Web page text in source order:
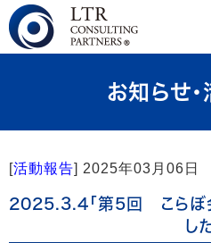
お知らせ
[活動報告] 2025年03月06日
2025.3.4「第5回 こらぼ
し